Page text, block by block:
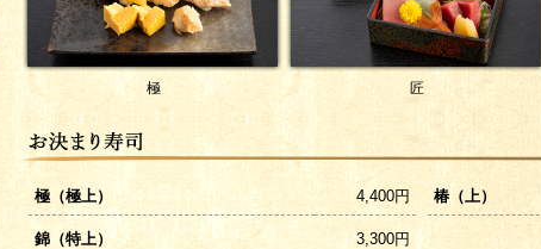
極
匠
極（極上） 4,400円
錦（特上） 3,300円
椿（上）